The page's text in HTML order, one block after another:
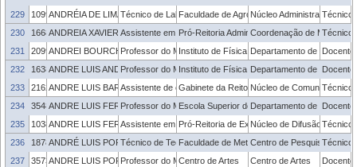
229
1099508ANDRÉIA DE LIMA SALDANHATécnico de LaboratórioFaculdade de Agronomia Eliseu Maciel
Núcleo Administrativo -Técnico
230
1668868ANDREIA XAVIER FARIASAssistente em AdministraçãoPró-Reitoria AdministrativaCoordenação de Material e
Técnico
231
2099329ANDREI BOURCHTEINProfessor do Magistério Superior
Instituto de Física e Matemática
Departamento de Docente
232
1638578ANDRE LUIS ANDREJEW FERREIRA
Professor do Magistério Superior
Instituto de Física e Matemática
Departamento de Docente
233
2162240ANDRE LUIS BARCELLOSAssistente de câmeraGabinete da ReitoriaNúcleo de Comunicação
Técnico
234
3548951ANDRE LUIS FERREIRA DE MEIRELES
Professor do Magistério Superior
Escola Superior de Educação Física e
Departamento de
Docente
235
1038232ANDRE LUIS FERREIRA MACHADO
Assistente em AdministraçãoPró-Reitoria de Extensão e Cultura
Núcleo de Difusão Cultural
Técnico
236
1878816ANDRÉ LUIS PORTO EINHARDTTécnico de Tecnologia da Informação
Faculdade de MeteorologiaCentro de Pesquisa eTécnico
237
3573272ANDRE LUIS PORTO MACEDOProfessor do Magistério Superior
Centro de Artes Centro de Artes
Docente